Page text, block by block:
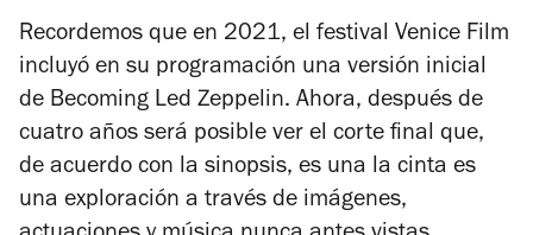
Recordemos que en 2021, el festival Venice Film
incluyó en su programación una versión inicial
de Becoming Led Zeppelin. Ahora, después de
cuatro años será posible ver el corte final que,
de acuerdo con la sinopsis, es una la cinta es
una exploración a través de imágenes,